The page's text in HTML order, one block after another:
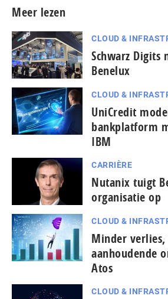
Meer lezen
CLOUD &
Schwarz Digits
Benelux
CLOUD &
UniCredit
bankplatform
IBM
CARRIÈRE
Nutanix tuigt
organisatie op
CLOUD &
Minder
aanhoudende
Atos
CLOUD &